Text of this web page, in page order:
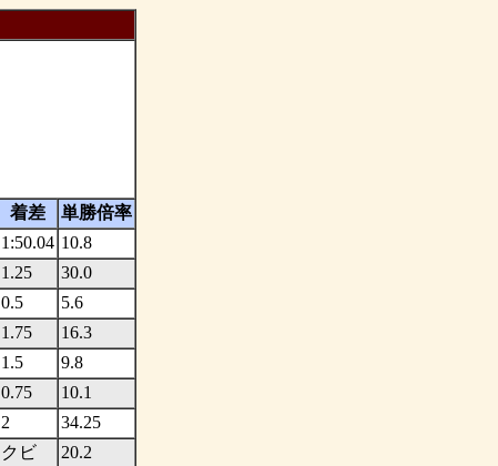
着差
単勝倍率
1:50.04 10.8
1.25
30.0
0.5
5.6
1.75
16.3
1.5
9.8
0.75
10.1
2
34.25
クビ
20.2